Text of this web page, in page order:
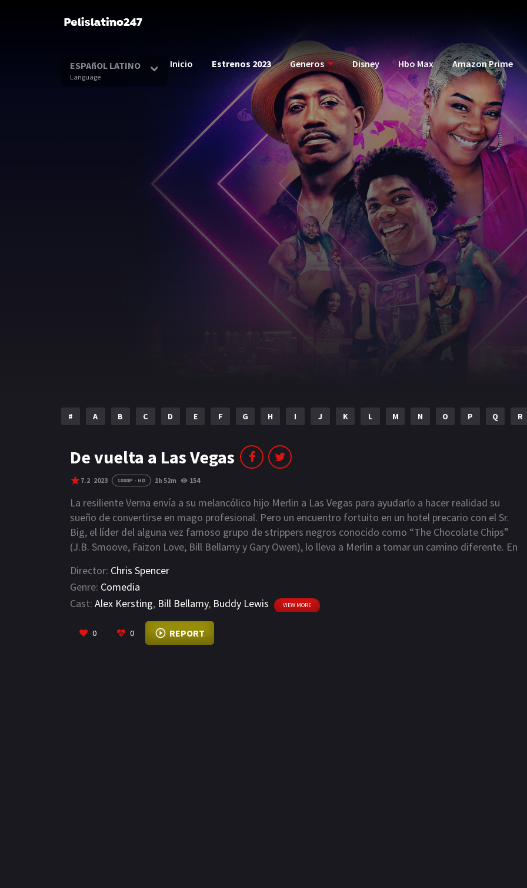
Inicio Estrenos 2023 Generos Disney Hbo Max Amazon Prime
ESPAñOL LATINO
Language
# A B C D E F G H I J K L M N O P Q R
De vuelta a Las Vegas
7.2 2023 1080P - HD 1h 52m 154
La resiliente Verna envía a su melancólico hijo Merlin a Las Vegas para ayudarlo a hacer realidad su
sueño de convertirse en mago profesional. Pero un encuentro fortuito en un hotel precario con el Sr.
Big, el líder del alguna vez famoso grupo de strippers negros conocido como “The Chocolate Chips”
(J.B. Smoove, Faizon Love, Bill Bellamy y Gary Owen), lo lleva a Merlin a tomar un camino diferente. En
desincronizados a recuperar su ritmo, Merlin deberá confiar en la magia más importante de todas: la
magia que lleva dentro suyo.
Director: Chris Spencer
Genre: Comedia
Cast: Alex Kersting, Bill Bellamy, Buddy Lewis VIEW MORE
0 0 REPORT